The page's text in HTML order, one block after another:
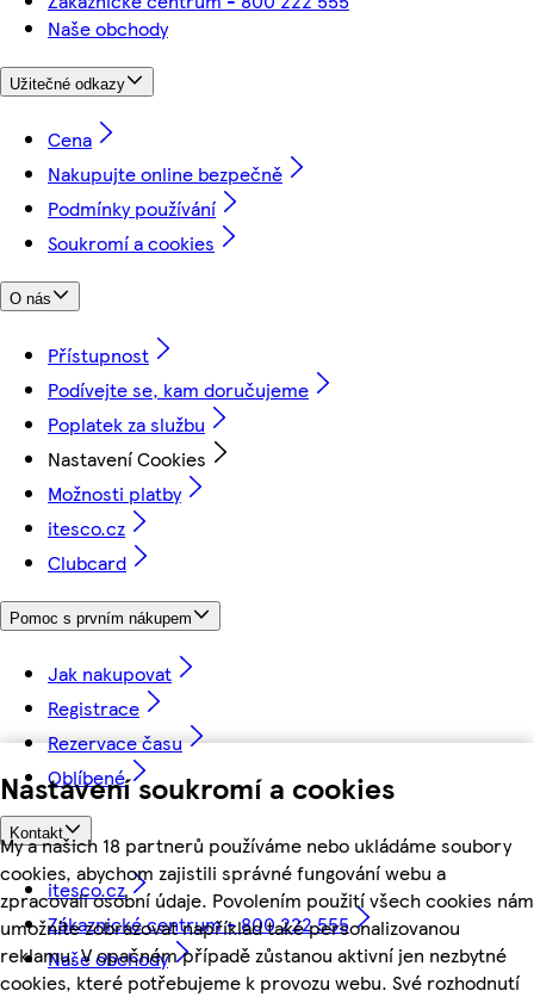
Nastavení soukromí a cookies
My a našich 18 partnerů používáme nebo ukládáme soubory
cookies, abychom zajistili správné fungování webu a
zpracovali osobní údaje. Povolením použití všech cookies nám
umožníte zobrazovat například také personalizovanou
reklamu. V opačném případě zůstanou aktivní jen nezbytné
cookies, které potřebujeme k provozu webu. Své rozhodnutí
Naše obchody
Užitečné odkazy
Cena
Nakupujte online bezpečně
Podmínky používání
Soukromí a cookies
O nás
Přístupnost
Podívejte se, kam doručujeme
Poplatek za službu
Nastavení Cookies
Možnosti platby
itesco.cz
Clubcard
Pomoc s prvním nákupem
Jak nakupovat
Registrace
Rezervace času
Oblíbené
Kontakt
itesco.cz
Zákaznické centrum - 800 222 555
Naše obchody